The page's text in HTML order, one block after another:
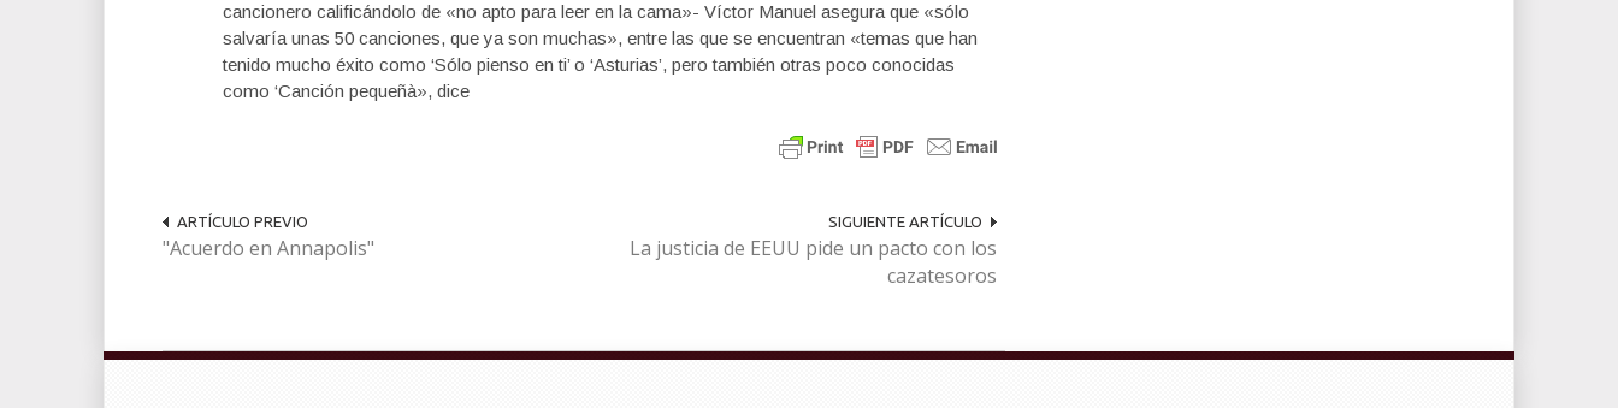
cancionero calificándolo de «no apto para leer en la cama»- Víctor Manuel asegura que «sólo
salvaría unas 50 canciones, que ya son muchas», entre las que se encuentran «temas que han
tenido mucho éxito como ‘Sólo pienso en ti’ o ‘Asturias’, pero también otras poco conocidas
como ‘Canción pequeñà», dice
ARTÍCULO PREVIO
"Acuerdo en Annapolis"
SIGUIENTE ARTÍCULO
La justicia de EEUU pide un pacto con los
cazatesoros